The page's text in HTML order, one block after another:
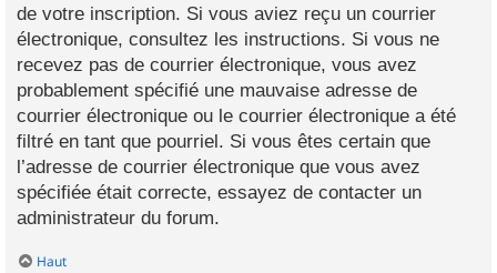
de votre inscription. Si vous aviez reçu un courrier
électronique, consultez les instructions. Si vous ne
recevez pas de courrier électronique, vous avez
probablement spécifié une mauvaise adresse de
courrier électronique ou le courrier électronique a été
filtré en tant que pourriel. Si vous êtes certain que
l’adresse de courrier électronique que vous avez
spécifiée était correcte, essayez de contacter un
administrateur du forum.
Haut